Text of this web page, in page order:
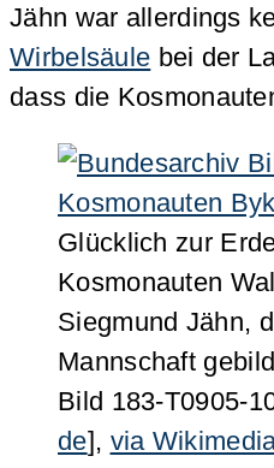
Jähn war allerdings
Wirbelsäule bei der
dass die
Glücklich zur
Kosmonauten
Siegmund Jähn,
Mannschaft
Bild 183-T0905-
de], via